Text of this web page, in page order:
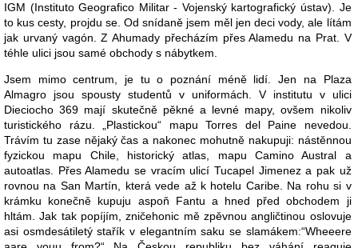
IGM (Instituto Geografico Militar - Vojenský kartografický ústav). Je
to kus cesty, projdu se. Od snídaně jsem měl jen deci vody, ale lítám
jak urvaný vagón. Z Ahumady přecházím přes Alamedu na Prat. V
téhle ulici jsou samé obchody s nábytkem.
Jsem mimo centrum, je tu o poznání méně lidí. Jen na Plaza
Almagro jsou spousty studentů v uniformách. V institutu v ulici
Dieciocho 369 mají skutečně pěkné a levné mapy, ovšem nikoliv
turistického rázu. „Plastickou“ mapu Torres del Paine nevedou.
Trávím tu zase nějaký čas a nakonec mohutně nakupuji: nástěnnou
fyzickou mapu Chile, historický atlas, mapu Camino Austral a
autoatlas. Přes Alamedu se vracím ulicí Tucapel Jimenez a pak už
rovnou na San Martín, která vede až k hotelu Caribe. Na rohu si v
krámku konečně kupuju aspoň Fantu a hned před obchodem ji
hltám. Jak tak popíjím, zničehonic mě zpěvnou angličtinou oslovuje
asi osmdesátiletý stařík v elegantním saku se slamákem:“Wheeere